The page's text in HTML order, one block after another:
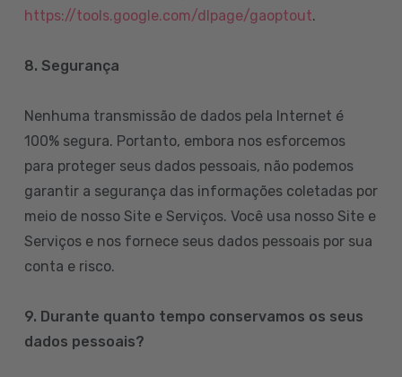
https://tools.google.com/dlpage/gaoptout.
8. Segurança
Nenhuma transmissão de dados pela Internet é
100% segura. Portanto, embora nos esforcemos
para proteger seus dados pessoais, não podemos
garantir a segurança das informações coletadas por
meio de nosso Site e Serviços. Você usa nosso Site e
Serviços e nos fornece seus dados pessoais por sua
conta e risco.
9. Durante quanto tempo conservamos os seus
dados pessoais?